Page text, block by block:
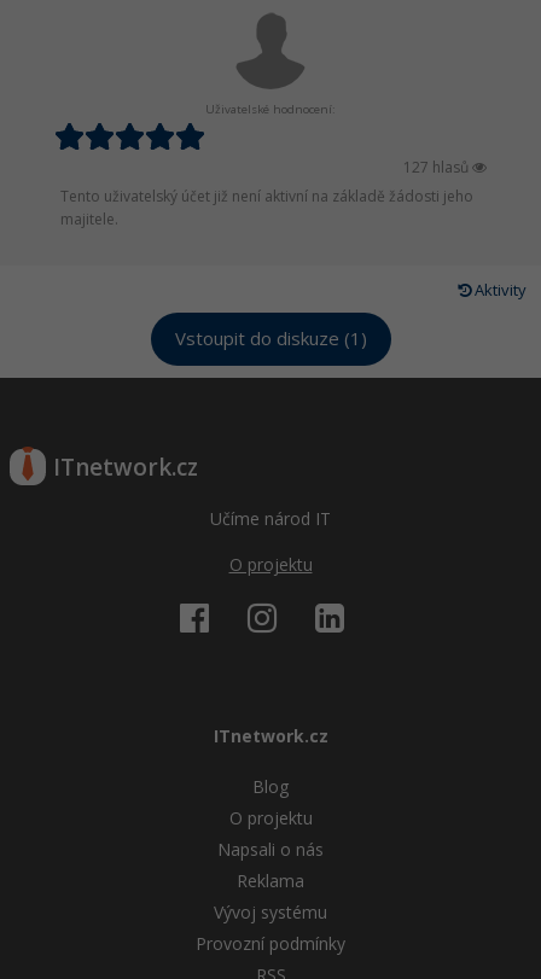
Uživatelské hodnocení:
127 hlasů
Tento uživatelský účet již není aktivní na základě žádosti jeho
majitele.
Aktivity
Vstoupit do diskuze (1)
ITnetwork.cz
Učíme národ IT
O projektu
ITnetwork.cz
Blog
O projektu
Napsali o nás
Reklama
Vývoj systému
Provozní podmínky